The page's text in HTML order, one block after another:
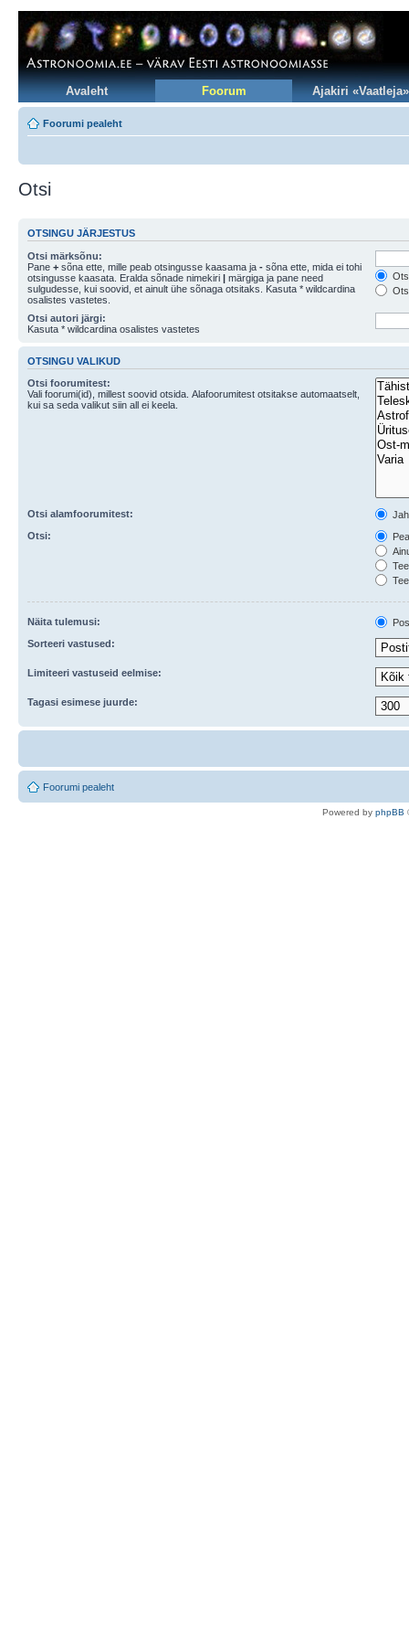
Avaleht Foorum Ajakiri «Vaatleja»
Foorumi pealeht
Otsi
OTSINGU JÄRJESTUS
Otsi märksõnu:
Pane + sõna ette, mille peab otsingusse kaasama ja - sõna ette, mida ei tohi
otsingusse kaasata. Eralda sõnade nimekiri | märgiga ja pane need
sulgudesse, kui soovid, et ainult ühe sõnaga otsitaks. Kasuta * wildcardina
osalistes vastetes.
Otsi autori järgi:
Kasuta * wildcardina osalistes vastetes
OTSINGU VALIKUD
Otsi foorumitest:
Vali foorumi(id), millest soovid otsida. Alafoorumitest otsitakse automaatselt,
kui sa seda valikut siin all ei keela.
Otsi alamfoorumitest:
Jah
Otsi:
Näita tulemusi:
Sorteeri vastused:
Limiteeri vastuseid eelmise:
Tagasi esimese juurde:
Foorumi pealeht
Powered by phpBB